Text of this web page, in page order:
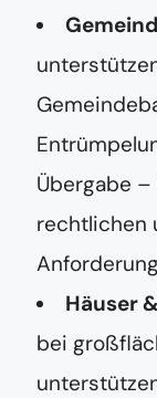
Übergabe
rechtlichen
Häuser
bei